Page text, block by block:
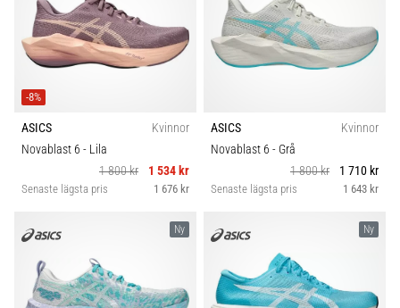
-8%
ASICS
Kvinnor
Novablast 6 - Lila
1 800 kr
1 534 kr
Senaste lägsta pris 1 676 kr
ASICS
Kvinnor
Novablast 6 - Grå
1 800 kr
1 710 kr
Senaste lägsta pris 1 643 kr
Ny Ny